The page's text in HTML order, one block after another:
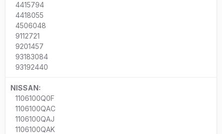
4415794
4418055
4506048
9112721
9201457
93183084
93192440
NISSAN:
1106100Q0F
1106100QAC
1106100QAJ
1106100QAK